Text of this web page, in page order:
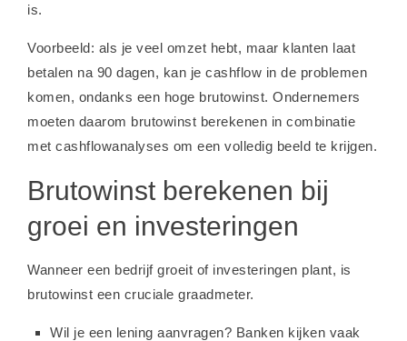
is.
Voorbeeld: als je veel omzet hebt, maar klanten laat
betalen na 90 dagen, kan je cashflow in de problemen
komen, ondanks een hoge brutowinst. Ondernemers
moeten daarom brutowinst berekenen in combinatie
met cashflowanalyses om een volledig beeld te krijgen.
Brutowinst berekenen bij
groei en investeringen
Wanneer een bedrijf groeit of investeringen plant, is
brutowinst een cruciale graadmeter.
Wil je een lening aanvragen? Banken kijken vaak